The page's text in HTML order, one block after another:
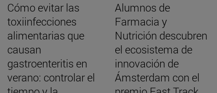
Cómo evitar las
toxiinfecciones
alimentarias que
causan
gastroenteritis en
verano: controlar el
Alumnos de
Farmacia y
Nutrición descubren
el ecosistema de
innovación de
Ámsterdam con el